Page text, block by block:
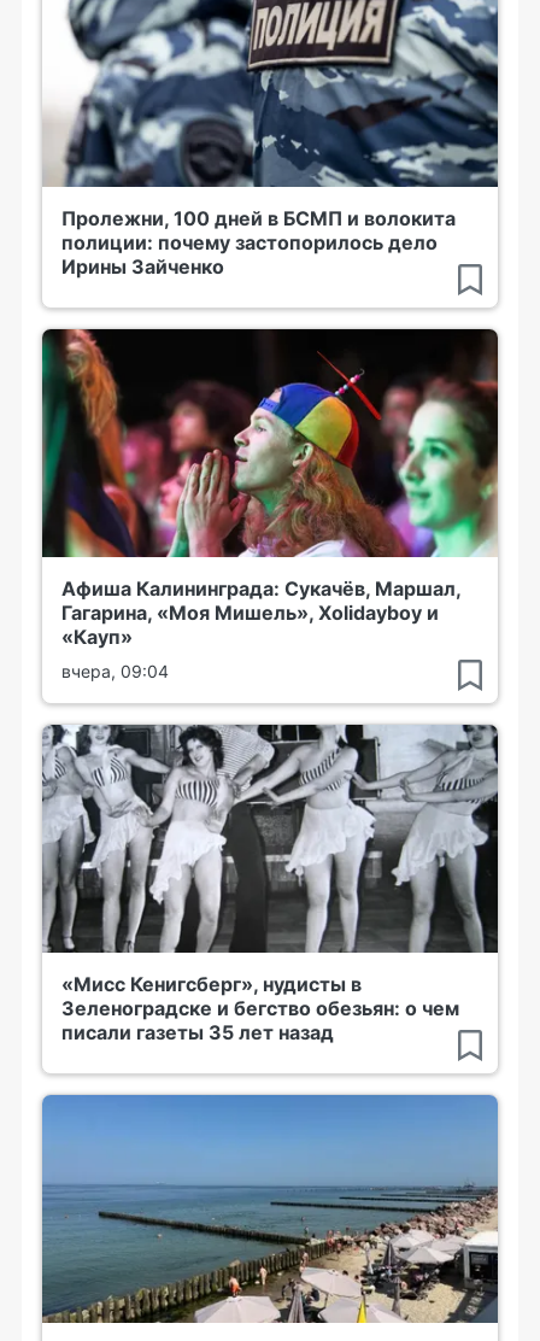
Пролежни, 100 дней в БСМП и волокита
полиции: почему застопорилось дело
Ирины Зайченко
Афиша Калининграда: Сукачёв, Маршал,
Гагарина, «Моя Мишель», Xolidayboy и
«Кауп»
вчера, 09:04
«Мисс Кенигсберг», нудисты в
Зеленоградске и бегство обезьян: о чем
писали газеты 35 лет назад